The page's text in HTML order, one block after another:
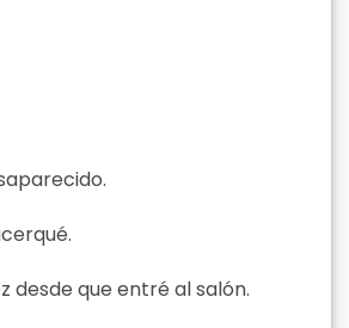
desde que entré al salón.